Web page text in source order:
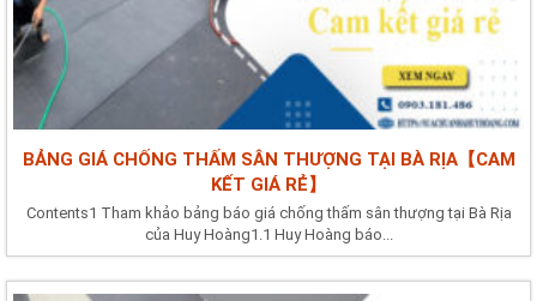
BẢNG GIÁ CHỐNG THẤM SÂN THƯỢNG TẠI BÀ RỊA【CAM
KẾT GIÁ RẺ】
Contents1 Tham khảo bảng báo giá chống thấm sân thượng tại Bà Rịa
của Huy Hoàng1.1 Huy Hoàng báo...